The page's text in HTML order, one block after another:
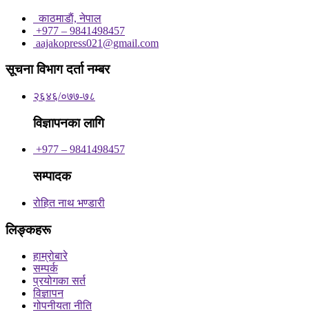
काठमाडाैं, नेपाल
+977 – 9841498457
aajakopress021@gmail.com
सूचना विभाग दर्ता नम्बर
२६४६/०७७-७८
विज्ञापनका लागि
+977 – 9841498457
सम्पादक
रोहित नाथ भण्डारी
लिङ्कहरू
हाम्रोबारे
सम्पर्क
प्रयोगका सर्त
विज्ञापन
गोपनीयता नीति